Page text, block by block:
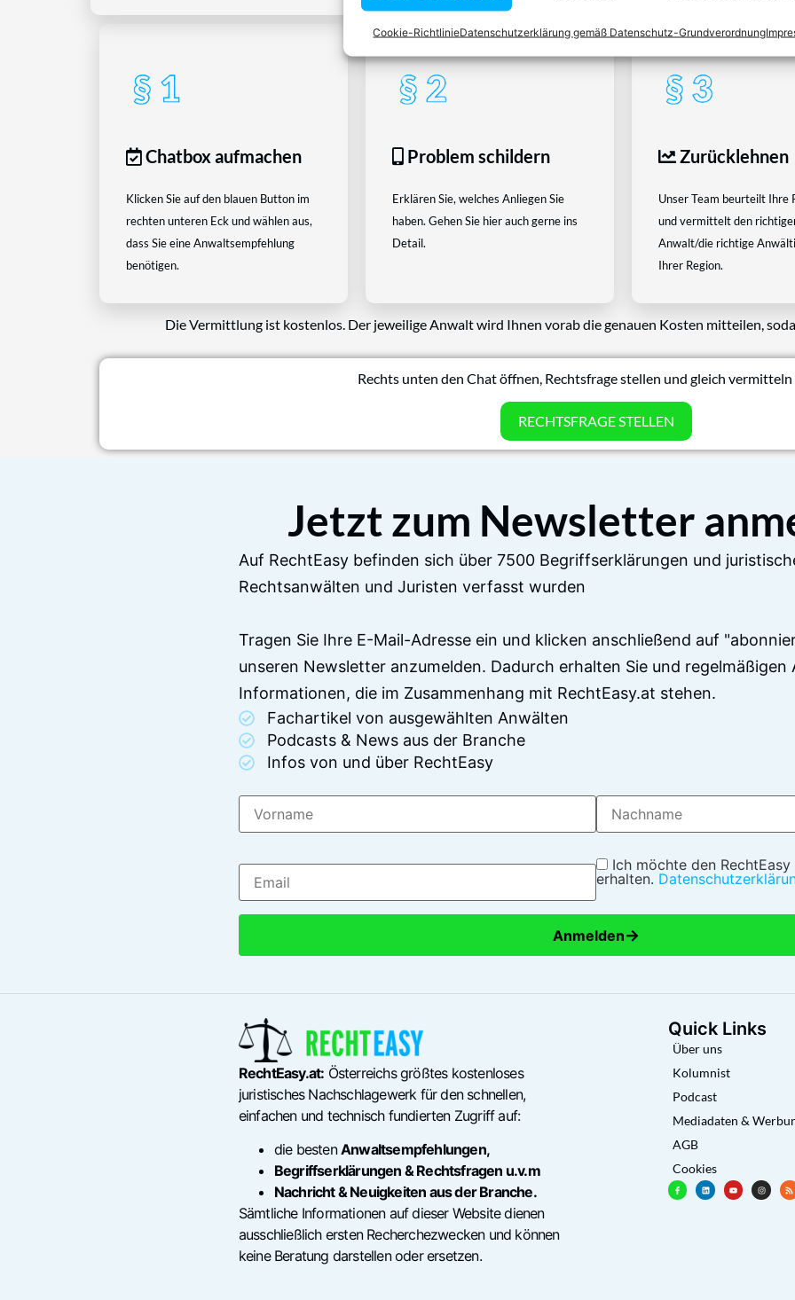
Cookie-RichtlinieDatenschutzerklärung gemäß Datenschutz-Grundverordnung
Chatbox aufmachen
Klicken Sie auf den blauen Button im
rechten unteren Eck und wählen aus,
dass Sie eine Anwaltsempfehlung
benötigen.
Problem schildern
Erklären Sie, welches Anliegen Sie
haben. Gehen Sie hier auch gerne ins
Detail.
Zurücklehnen
Unser Team beurteilt Ihre
und vermittelt den
Anwalt/die richtige
Ihrer Region.
Die Vermittlung ist kostenlos. Der jeweilige Anwalt wird Ihnen vorab die genauen Kosten mitteilen,
Rechts unten den Chat öffnen, Rechtsfrage stellen und gleich vermitteln
RECHTSFRAGE STELLEN
Jetzt zum Newsletter
Auf RechtEasy befinden sich über 7500 Begriffserklärungen und
Rechtsanwälten und Juristen verfasst wurden
Tragen Sie Ihre E-Mail-Adresse ein und klicken anschließend auf
unseren Newsletter anzumelden. Dadurch erhalten Sie und regelmäßigen
Informationen, die im Zusammenhang mit RechtEasy.at stehen.
Fachartikel von ausgewählten Anwälten
Podcasts & News aus der Branche
Infos von und über RechtEasy
Ich möchte den
erhalten.
Anmelden→
RechtEasy.at: Österreichs größtes kostenloses
juristisches Nachschlagewerk für den schnellen,
einfachen und technisch fundierten Zugriff auf:
die bestenAnwaltsempfehlungen,
Begriffserklärungen & Rechtsfragen u.v.m
Nachricht & Neuigkeiten aus der Branche.
Sämtliche Informationen auf dieser Website dienen
ausschließlich ersten Recherchezwecken und können
keine Beratung darstellen oder ersetzen.
Quick Links
Über uns
Kolumnist
Podcast
Mediadaten &
AGB
Cookies